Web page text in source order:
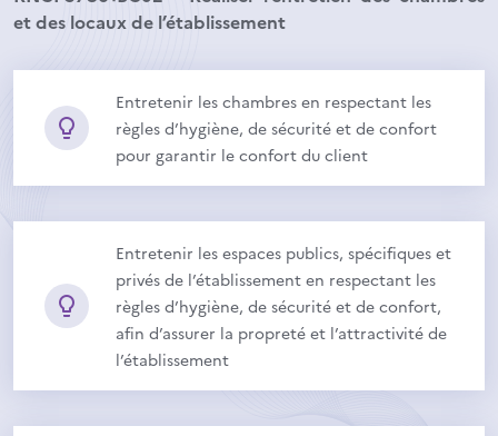
et des locaux de l’établissement
Entretenir les chambres en respectant les
règles d’hygiène, de sécurité et de confort
pour garantir le confort du client
Entretenir les espaces publics, spécifiques et
privés de l’établissement en respectant les
règles d’hygiène, de sécurité et de confort,
afin d’assurer la propreté et l’attractivité de
l’établissement